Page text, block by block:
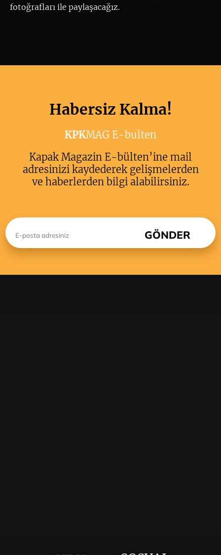
fotoğrafları ile paylaşacağız.
Habersiz Kalma!
KPKMAG E-bulten
Kapak Magazin E-bülten’ine mail
adresinizi kaydederek gelişmelerden
ve haberlerden bilgi alabilirsiniz.